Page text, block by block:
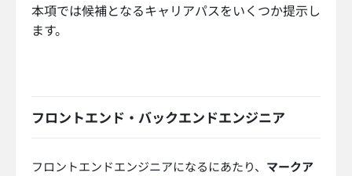
本項では候補となるキャリアパスをいくつか提示し
ます。
フロントエンド・バックエンドエンジニア
フロントエンドエンジニアになるにあたり、 マークア